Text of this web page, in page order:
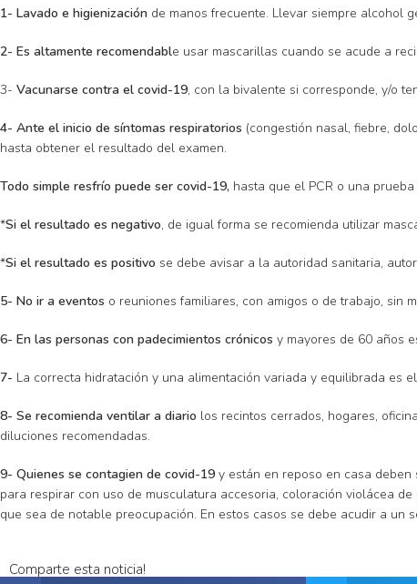
1- Lavado e higienización de manos frecuente. Llevar siempre alcohol
2- Es altamente recomendable usar mascarillas cuando se acude a
3- Vacunarse contra el covid-19, con la bivalente si corresponde, y/o
4- Ante el inicio de síntomas respiratorios (congestión nasal, fiebre,
hasta obtener el resultado del examen.
Todo simple resfrío puede ser covid-19, hasta que el PCR o una
*Si el resultado es negativo, de igual forma se recomienda utilizar
*Si el resultado es positivo se debe avisar a la autoridad sanitaria,
5- No ir a eventos o reuniones familiares, con amigos o de trabajo, sin
6- En las personas con padecimientos crónicos y mayores de 60 años
7- La correcta hidratación y una alimentación variada y equilibrada es
8- Se recomienda ventilar a diario los recintos cerrados, hogares,
diluciones recomendadas.
9- Quienes se contagien de covid-19 y están en reposo en casa
para respirar con uso de musculatura accesoria, coloración violácea
que sea de notable preocupación. En estos casos se debe acudir a un
Comparte esta noticia!